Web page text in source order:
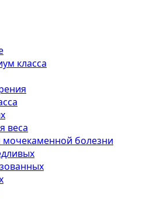
класса
веса
мочекаменной болезни